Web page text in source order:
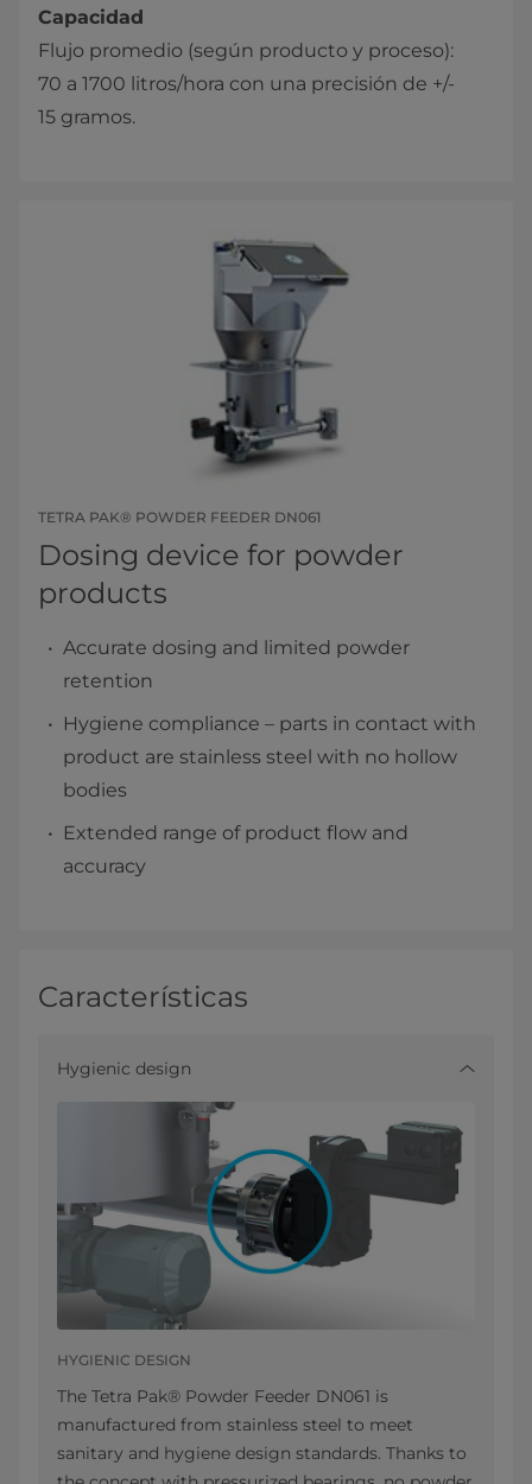
Capacidad
Flujo promedio (según producto y proceso):
70 a 1700 litros/hora con una precisión de +/-
15 gramos.
TETRA PAK® POWDER FEEDER DN061
Dosing device for powder
products
Accurate dosing and limited powder
retention
Hygiene compliance – parts in contact with
product are stainless steel with no hollow
bodies
Extended range of product flow and
accuracy
Características
Hygienic design
HYGIENIC DESIGN
The Tetra Pak® Powder Feeder DN061 is
manufactured from stainless steel to meet
sanitary and hygiene design standards. Thanks to